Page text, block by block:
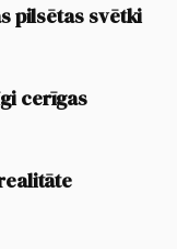
pilsētas svētki
cerīgas